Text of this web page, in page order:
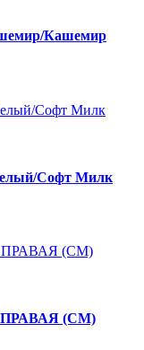
Кашемир
Софт Милк
ПРАВАЯ (СМ)